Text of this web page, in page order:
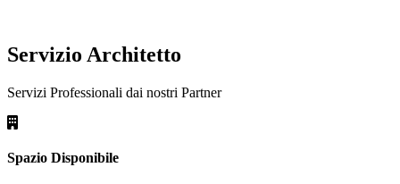
Servizio Architetto
Servizi Professionali dai nostri Partner
Spazio Disponibile